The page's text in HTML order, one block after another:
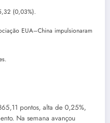
(0,03%).
EUA–China impulsionaram
pontos, alta de 0,25%,
Na semana avançou